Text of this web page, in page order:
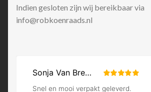
Indien gesloten zijn wij bereikbaar via
info@robkoenraads.nl